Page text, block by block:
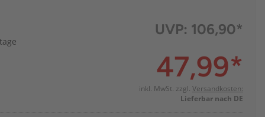
UVP: 106,90*
47,99*
inkl. MwSt. zzgl. Versandkosten:
Lieferbar nach DE